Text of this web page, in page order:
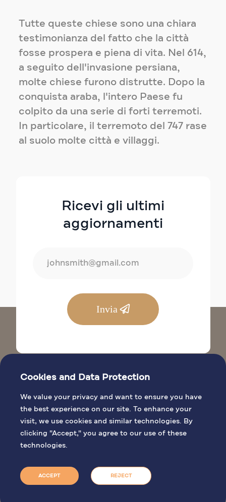
Tutte queste chiese sono una chiara
testimonianza del fatto che la città
fosse prospera e piena di vita. Nel 614,
a seguito dell'invasione persiana,
molte chiese furono distrutte. Dopo la
conquista araba, l'intero Paese fu
colpito da una serie di forti terremoti.
In particolare, il terremoto del 747 rase
al suolo molte città e villaggi.
Cookies and Data Protection
We value your privacy and want to ensure you have
the best experience on our site. To enhance your
visit, we use cookies and similar technologies. By
clicking "Accept," you agree to our use of these
technologies.
ACCEPT REJECT
Ricevi gli ultimi
aggiornamenti
Invia
SITI BIBLICI
ATTIVITÀ DI PELLEGRINAGGIO